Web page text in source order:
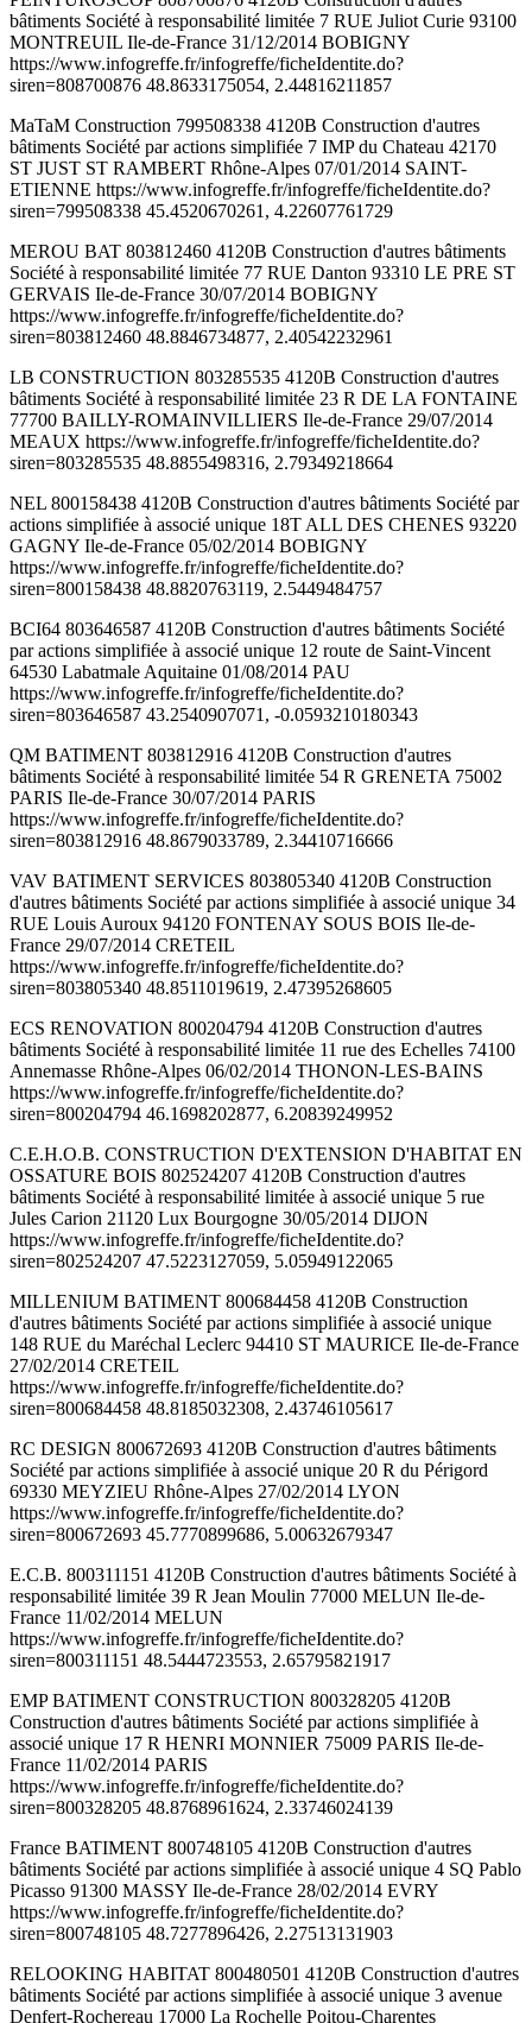
bâtiments Société à responsabilité limitée 7 RUE Juliot Curie 93100
MONTREUIL Ile-de-France 31/12/2014 BOBIGNY
https://www.infogreffe.fr/infogreffe/ficheIdentite.do?
siren=808700876 48.8633175054, 2.44816211857
MaTaM Construction 799508338 4120B Construction d'autres
bâtiments Société par actions simplifiée 7 IMP du Chateau 42170
ST JUST ST RAMBERT Rhône-Alpes 07/01/2014 SAINT-
ETIENNE https://www.infogreffe.fr/infogreffe/ficheIdentite.do?
siren=799508338 45.4520670261, 4.22607761729
MEROU BAT 803812460 4120B Construction d'autres bâtiments
Société à responsabilité limitée 77 RUE Danton 93310 LE PRE ST
GERVAIS Ile-de-France 30/07/2014 BOBIGNY
https://www.infogreffe.fr/infogreffe/ficheIdentite.do?
siren=803812460 48.8846734877, 2.40542232961
LB CONSTRUCTION 803285535 4120B Construction d'autres
bâtiments Société à responsabilité limitée 23 R DE LA FONTAINE
77700 BAILLY-ROMAINVILLIERS Ile-de-France 29/07/2014
MEAUX https://www.infogreffe.fr/infogreffe/ficheIdentite.do?
siren=803285535 48.8855498316, 2.79349218664
NEL 800158438 4120B Construction d'autres bâtiments Société par
actions simplifiée à associé unique 18T ALL DES CHENES 93220
GAGNY Ile-de-France 05/02/2014 BOBIGNY
https://www.infogreffe.fr/infogreffe/ficheIdentite.do?
siren=800158438 48.8820763119, 2.5449484757
BCI64 803646587 4120B Construction d'autres bâtiments Société
par actions simplifiée à associé unique 12 route de Saint-Vincent
64530 Labatmale Aquitaine 01/08/2014 PAU
https://www.infogreffe.fr/infogreffe/ficheIdentite.do?
siren=803646587 43.2540907071, -0.0593210180343
QM BATIMENT 803812916 4120B Construction d'autres
bâtiments Société à responsabilité limitée 54 R GRENETA 75002
PARIS Ile-de-France 30/07/2014 PARIS
https://www.infogreffe.fr/infogreffe/ficheIdentite.do?
siren=803812916 48.8679033789, 2.34410716666
VAV BATIMENT SERVICES 803805340 4120B Construction
d'autres bâtiments Société par actions simplifiée à associé unique 34
RUE Louis Auroux 94120 FONTENAY SOUS BOIS Ile-de-
France 29/07/2014 CRETEIL
https://www.infogreffe.fr/infogreffe/ficheIdentite.do?
siren=803805340 48.8511019619, 2.47395268605
ECS RENOVATION 800204794 4120B Construction d'autres
bâtiments Société à responsabilité limitée 11 rue des Echelles 74100
Annemasse Rhône-Alpes 06/02/2014 THONON-LES-BAINS
https://www.infogreffe.fr/infogreffe/ficheIdentite.do?
siren=800204794 46.1698202877, 6.20839249952
C.E.H.O.B. CONSTRUCTION D'EXTENSION D'HABITAT EN
OSSATURE BOIS 802524207 4120B Construction d'autres
bâtiments Société à responsabilité limitée à associé unique 5 rue
Jules Carion 21120 Lux Bourgogne 30/05/2014 DIJON
https://www.infogreffe.fr/infogreffe/ficheIdentite.do?
siren=802524207 47.5223127059, 5.05949122065
MILLENIUM BATIMENT 800684458 4120B Construction
d'autres bâtiments Société par actions simplifiée à associé unique
148 RUE du Maréchal Leclerc 94410 ST MAURICE Ile-de-France
27/02/2014 CRETEIL
https://www.infogreffe.fr/infogreffe/ficheIdentite.do?
siren=800684458 48.8185032308, 2.43746105617
RC DESIGN 800672693 4120B Construction d'autres bâtiments
Société par actions simplifiée à associé unique 20 R du Périgord
69330 MEYZIEU Rhône-Alpes 27/02/2014 LYON
https://www.infogreffe.fr/infogreffe/ficheIdentite.do?
siren=800672693 45.7770899686, 5.00632679347
E.C.B. 800311151 4120B Construction d'autres bâtiments Société à
responsabilité limitée 39 R Jean Moulin 77000 MELUN Ile-de-
France 11/02/2014 MELUN
https://www.infogreffe.fr/infogreffe/ficheIdentite.do?
siren=800311151 48.5444723553, 2.65795821917
EMP BATIMENT CONSTRUCTION 800328205 4120B
Construction d'autres bâtiments Société par actions simplifiée à
associé unique 17 R HENRI MONNIER 75009 PARIS Ile-de-
France 11/02/2014 PARIS
https://www.infogreffe.fr/infogreffe/ficheIdentite.do?
siren=800328205 48.8768961624, 2.33746024139
France BATIMENT 800748105 4120B Construction d'autres
bâtiments Société par actions simplifiée à associé unique 4 SQ Pablo
Picasso 91300 MASSY Ile-de-France 28/02/2014 EVRY
https://www.infogreffe.fr/infogreffe/ficheIdentite.do?
siren=800748105 48.7277896426, 2.27513131903
RELOOKING HABITAT 800480501 4120B Construction d'autres
bâtiments Société par actions simplifiée à associé unique 3 avenue
Denfert-Rochereau 17000 La Rochelle Poitou-Charentes